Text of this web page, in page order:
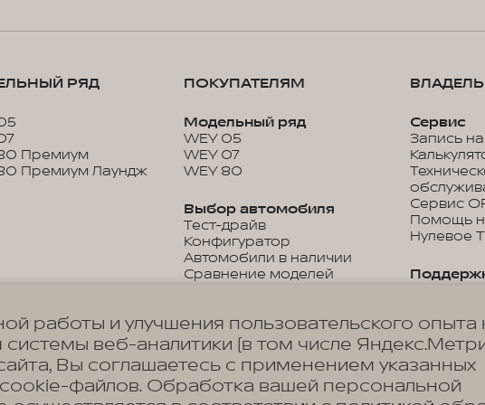
РЯД
Премиум
Премиум Лаундж
ПОКУПАТЕЛЯМ
Модельный ряд
WEY 05
WEY 07
WEY 80
Выбор автомобиля
Тест-драйв
Конфигуратор
Автомобили в наличии
Сравнение моделей
Покупка
Кредитный калькулятор
Программы кредитования
Корпоративным клиентам
Специальные
Сервис
Запись
Сервис
Помощь
Нулевое
Подписки
работы и улучшения пользовательского опыта
системы веб-аналитики (в том числе
Вы соглашаетесь с применением указанных
файлов. Обработка вашей персональной